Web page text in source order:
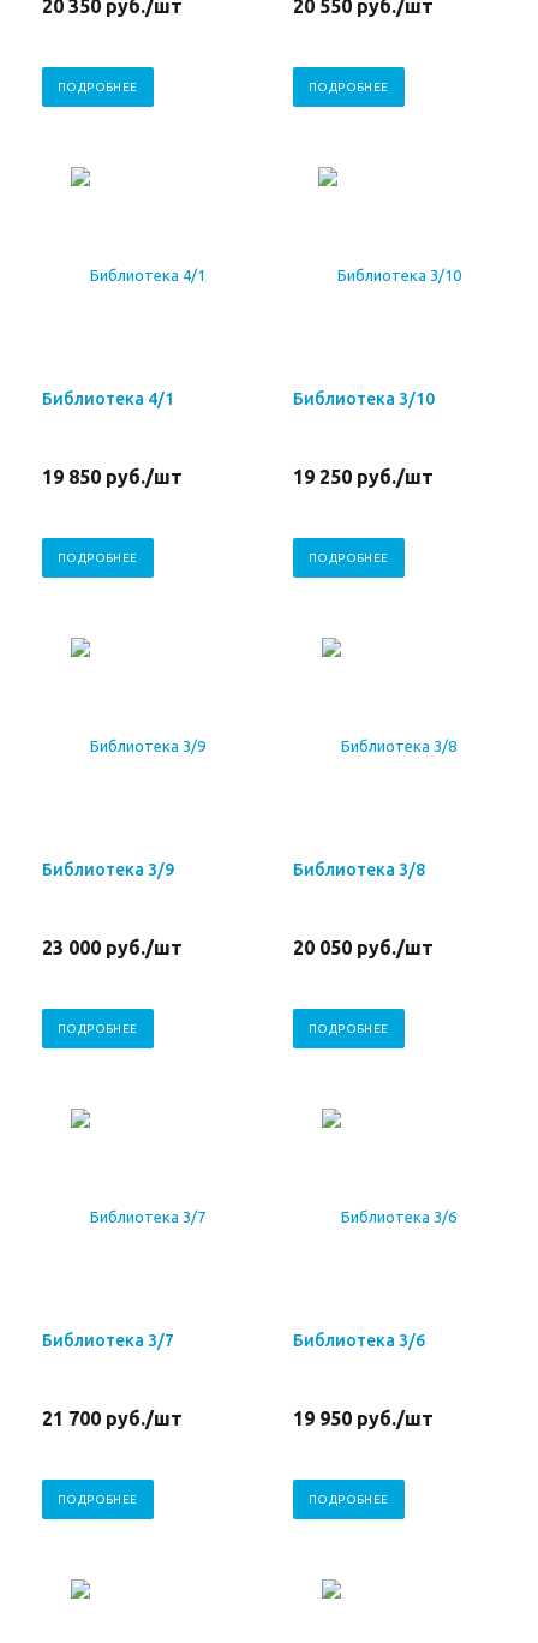
20 350 руб./шт
ПОДРОБНЕЕ
20 550 руб./шт
ПОДРОБНЕЕ
Библиотека 4/1
19 850 руб./шт
ПОДРОБНЕЕ
Библиотека 3/10
19 250 руб./шт
ПОДРОБНЕЕ
Библиотека 3/9
23 000 руб./шт
ПОДРОБНЕЕ
Библиотека 3/8
20 050 руб./шт
ПОДРОБНЕЕ
Библиотека 3/7
21 700 руб./шт
ПОДРОБНЕЕ
Библиотека 3/6
19 950 руб./шт
ПОДРОБНЕЕ